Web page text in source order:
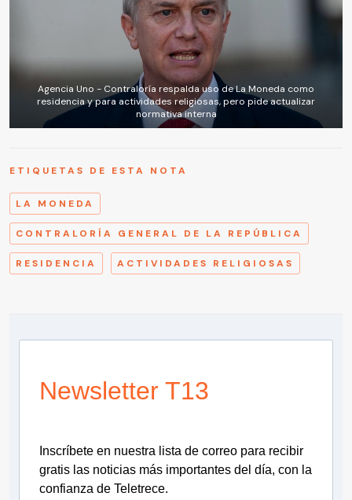
Agencia Uno - Contraloría respalda uso de La Moneda como
residencia y para actividades religiosas, pero pide actualizar
normativa interna
ETIQUETAS DE ESTA NOTA
LA MONEDA
CONTRALORÍA GENERAL DE LA REPÚBLICA
RESIDENCIA ACTIVIDADES RELIGIOSAS
Newsletter T13
Inscríbete en nuestra lista de correo para recibir
gratis las noticias más importantes del día, con la
confianza de Teletrece.